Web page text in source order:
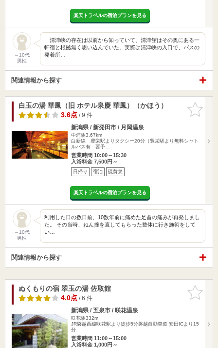
楽天トラベルの宿泊プランを見る
～10代
男性
清津峡の存在は以前から知っていて、清津館はその奥にある一
軒宿と根拠無く思い込んでいた。実際は清津峡の入口で、バスの
発着所…
関連情報から探す
お気に入
りに追加
白玉の湯 華鳳（旧 ホテル泉慶 華鳳）（かほう）
3.6点/ 9 件
新潟県 / 新発田市 / 月岡温泉
中浦駅3.67km
白新線 豊栄駅よりタクシー20分（豊栄駅より無料シャト
ルバス有 要予…
営業時間 10:00～15:30
入浴料金 7,500円～
日帰り 宿泊 硫黄泉
楽天トラベルの宿泊プランを見る
～10代
男性
利用した日の数日前、10数年前に痛めた足首の痛みが再発しまし
た。 その当時、ねん挫を直してもらった整体に行き施術をして
い…
関連情報から探す
お気に入
りに追加
ぬくもりの宿 翠玉の湯 佐取館
4.0点/ 6 件
新潟県 / 五泉市 / 咲花温泉
咲花駅332m
JR磐越西線咲花駅より徒歩5分磐越自動車道 安田ICより15
分
営業時間 11:00～15:00
入浴料金 1,000円～